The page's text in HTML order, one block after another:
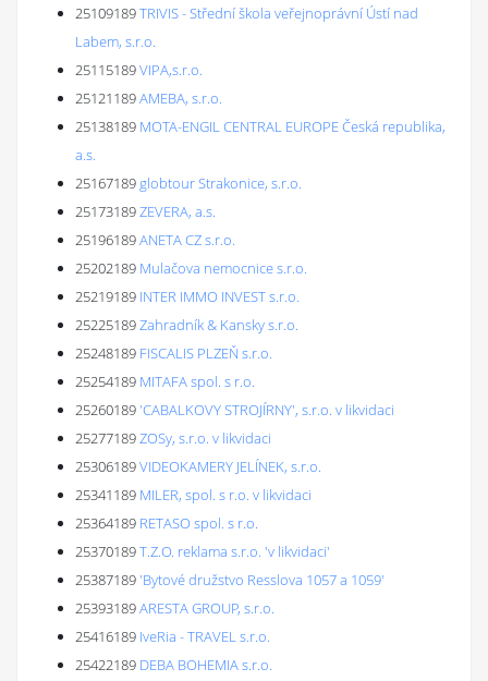
25109189TRIVIS - Střední škola veřejnoprávní Ústí nad
Labem, s.r.o.
25115189VIPA,s.r.o.
25121189AMEBA, s.r.o.
25138189 MOTA-ENGIL CENTRAL EUROPE Česká republika,
a.s.
25167189globtour Strakonice, s.r.o.
25173189ZEVERA, a.s.
25196189ANETA CZ s.r.o.
25202189 Mulačova nemocnice s.r.o.
25219189 INTER IMMO INVEST s.r.o.
25225189Zahradník & Kansky s.r.o.
25248189 FISCALIS PLZEŇ s.r.o.
25254189 MITAFA spol. s r.o.
25260189'CABALKOVY STROJÍRNY', s.r.o. v likvidaci
25277189ZOSy, s.r.o. v likvidaci
25306189VIDEOKAMERY JELÍNEK, s.r.o.
25341189 MILER, spol. s r.o. v likvidaci
25364189 RETASO spol. s r.o.
25370189T.Z.O. reklama s.r.o. 'v likvidaci'
25387189'Bytové družstvo Resslova 1057 a 1059'
25393189ARESTA GROUP, s.r.o.
25416189 IveRia - TRAVEL s.r.o.
25422189 DEBA BOHEMIA s.r.o.